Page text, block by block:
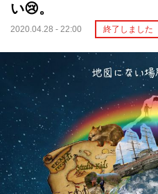
い😢。
2020.04.28 - 22:00 終了しました